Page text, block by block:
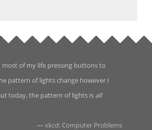
most of my life pressing buttons to
pattern of lights change however I
today, the pattern of lights is all
—xkcd: Computer Problems